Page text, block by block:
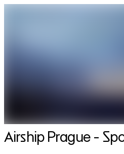
Airship Prague -